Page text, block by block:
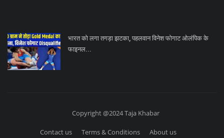
भारत को लगा तगड़ा झटका, पहलवान विनेश फोगाट ओलंपिक के
फाइनल...
Copyright @2024 Taja Khabar
Contact us Terms & Conditions About us